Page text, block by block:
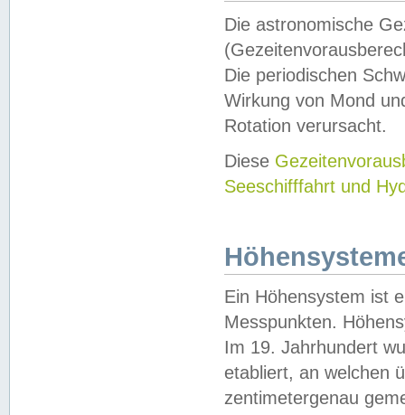
Die astronomische
Die periodischen
Wirkung von Mond
Rotation verursacht.
Diese
Seeschifffahrt und
Ein Höhensystem ist
Messpunkten.
Im 19. Jahrhundert
etabliert, an welchen
zentimetergenau